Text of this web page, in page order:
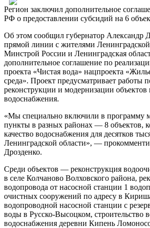
Регион заключил дополнительное
РФ о предоставлении субсидий на 6
Об этом сообщил губернатор Александр
прямой линии с жителями Ленинградской
Минстрой России и Ленинградская
дополнительное соглашение по
проекта «Чистая вода» нацпроекта
среда». Проект предусматривает работы
реконструкции и модернизации объектов
водоснабжения.
«Мы специально включили в программу
пункты в разных районах ― 8 объектов,
качество водоснабжения для десятков
Ленинградской области», ―
Дрозденко.
Среди объектов — реконструкция
в селе Колчаново Волховского района,
водопровода от насосной станции 1
очистных сооружений по адресу в
водопроводной насосной станции с
воды в Русско-Высоцком, строительство
водоснабжения деревни Кипень